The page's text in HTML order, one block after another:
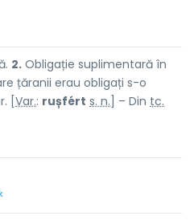
2. Obligație suplimentară în
țăranii erau obligați s-o
[ Var.: rușfért s. n. ] – Din tc.